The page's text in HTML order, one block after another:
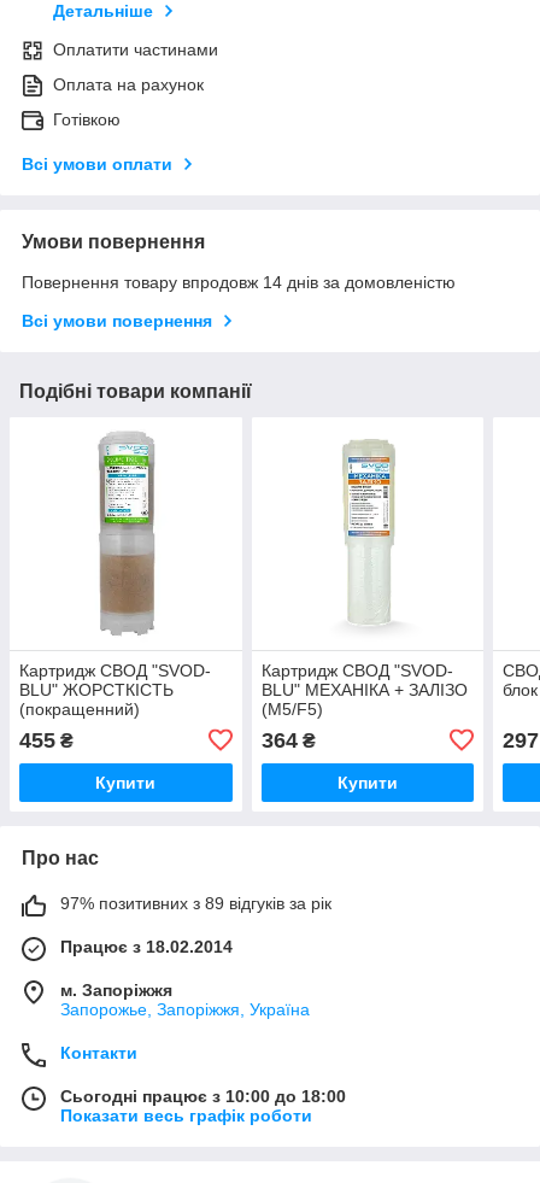
Детальніше
Оплатити частинами
Оплата на рахунок
Готівкою
Всі умови оплати
Умови повернення
Повернення товару впродовж 14 днів за домовленістю
Всі умови повернення
Подібні товари компанії
Картридж СВОД "SVOD-
BLU" ЖОРСТКІСТЬ
(покращенний)
455 ₴
Купити
Картридж СВОД "SVOD-
BLU" МЕХАНІКА + ЗАЛІЗО
(M5/F5)
364₴
Купити
297
Про нас
97% позитивних з 89 відгуків за рік
Працює з 18.02.2014
м. Запоріжжя
Запорожье, Запоріжжя, Україна
Контакти
Сьогодні працює з 10:00 до 18:00
Показати весь графік роботи